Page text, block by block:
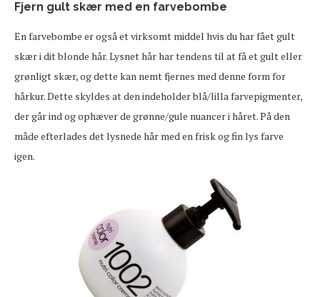
Fjern gult skær med en farvebombe
En farvebombe er også et virksomt middel hvis du har fået gult
skær i dit blonde hår. Lysnet hår har tendens til at få et gult eller
grønligt skær, og dette kan nemt fjernes med denne form for
hårkur. Dette skyldes at den indeholder blå/lilla farvepigmenter,
der går ind og ophæver de grønne/gule nuancer i håret. På den
måde efterlades det lysnede hår med en frisk og fin lys farve
igen.